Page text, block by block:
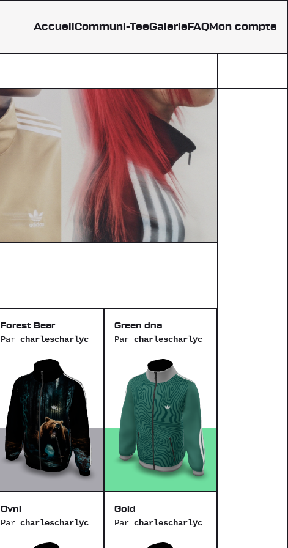
Accueil Communi-TeeGalerie FAQMon compte
Forest Bear
Parcharlescharlyc
Green dna
Par charlescharlyc
Ovni
Parcharlescharlyc
Gold
Par charlescharlyc